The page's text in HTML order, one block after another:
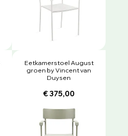
Eetkamerstoel August
groen by Vincent van
Duysen
€ 375,00